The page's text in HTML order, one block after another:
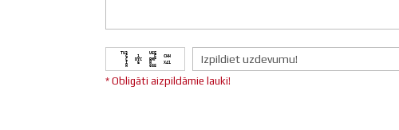
TU3         U6E
  G    1      F   CHH
  C   DYC   BMP
  I    E    W     X41
  W         6G5
* Obligāti aizpildāmie lauki!